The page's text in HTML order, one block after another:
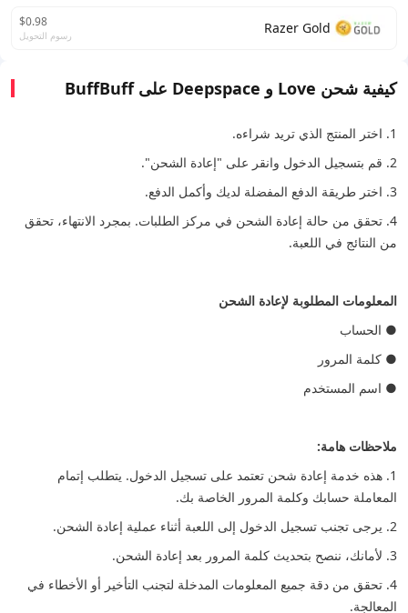
Razer Gold
$0.98
رسوم التحويل
كيفية شحن Love و Deepspace على BuffBuff
1. اختر المنتج الذي تريد شراءه.
2. قم بتسجيل الدخول وانقر على "إعادة الشحن".
3. اختر طريقة الدفع المفضلة لديك وأكمل الدفع.
4. تحقق من حالة إعادة الشحن في مركز الطلبات. بمجرد الانتهاء، تحقق
من النتائج في اللعبة.
المعلومات المطلوبة لإعادة الشحن
● الحساب
● كلمة المرور
● اسم المستخدم
ملاحظات هامة:
1. هذه خدمة إعادة شحن تعتمد على تسجيل الدخول. يتطلب إتمام
المعاملة حسابك وكلمة المرور الخاصة بك.
2. يرجى تجنب تسجيل الدخول إلى اللعبة أثناء عملية إعادة الشحن.
3. لأمانك، ننصح بتحديث كلمة المرور بعد إعادة الشحن.
4. تحقق من دقة جميع المعلومات المدخلة لتجنب التأخير أو الأخطاء في
المعالجة.